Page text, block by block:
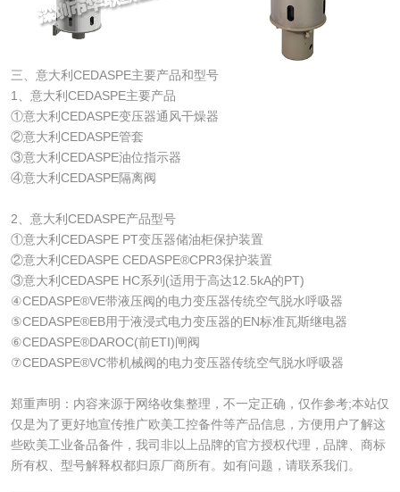
三、意大利CEDASPE主要产品和型号
1、意大利CEDASPE主要产品
①意大利CEDASPE变压器通风干燥器
②意大利CEDASPE管套
③意大利CEDASPE油位指示器
④意大利CEDASPE隔离阀
2、意大利CEDASPE产品型号
①意大利CEDASPE PT变压器储油柜保护装置
②意大利CEDASPE CEDASPE®CPR3保护装置
③意大利CEDASPE HC系列(适用于高达12.5kA的PT)
④CEDASPE®VE带液压阀的电力变压器传统空气脱水呼吸器
⑤CEDASPE®EB用于液浸式电力变压器的EN标准瓦斯继电器
⑥CEDASPE®DAROC(前ETI)闸阀
⑦CEDASPE®VC带机械阀的电力变压器传统空气脱水呼吸器
郑重声明：内容来源于网络收集整理，不一定正确，仅作参考;本站仅
仅是为了更好地宣传推广欧美工控备件等产品信息，方便用户了解这
些欧美工业备品备件，我司非以上品牌的官方授权代理，品牌、商标
所有权、型号解释权都归原厂商所有。如有问题，请联系我们。